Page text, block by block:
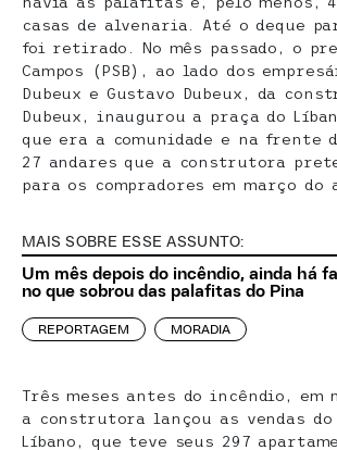
casas de alvenaria. Até o deque
foi retirado. No mês passado, o
Campos (PSB), ao lado dos
Dubeux e Gustavo Dubeux, da
Dubeux, inaugurou a praça do
que era a comunidade e na frente
27 andares que a construtora
para os compradores em março do
MAIS SOBRE ESSE ASSUNTO:
Um mês depois do incêndio, ainda há
no que sobrou das palafitas do Pina
REPORTAGEM MORADIA
Três meses antes do incêndio, em
a construtora lançou as vendas
Líbano, que teve seus 297